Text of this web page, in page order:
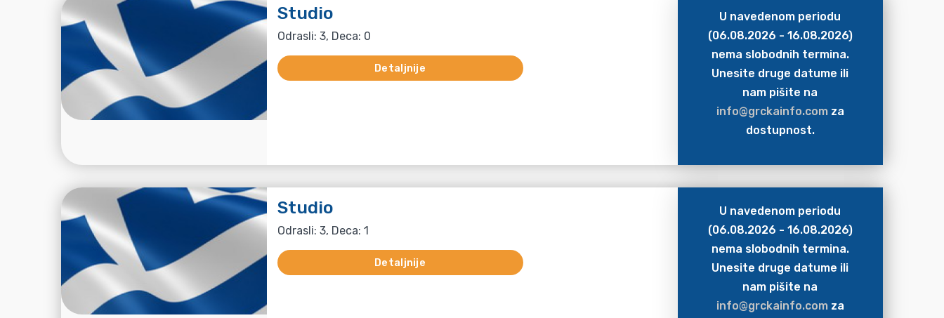
Studio
Odrasli: 3, Deca: 0
Detaljnije
U navedenom periodu
(06.08.2026 - 16.08.2026)
nema slobodnih termina.
Unesite druge datume ili
nam pišite na
info@grckainfo.comza
dostupnost.
Studio
Odrasli: 3, Deca: 1
Detaljnije
U navedenom periodu
(06.08.2026 - 16.08.2026)
nema slobodnih termina.
Unesite druge datume ili
nam pišite na
info@grckainfo.comza